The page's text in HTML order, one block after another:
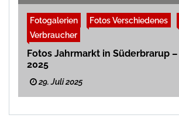
Fotogalerien Fotos Verschiedenes
Verbraucher
Fotos Jahrmarkt in Süderbrarup
2025
29. Juli 2025